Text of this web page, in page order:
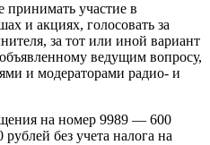
участие в
и акциях, голосовать за
за тот или иной вариант
ведущим вопросу,
и модераторами радио- и
на номер 9989 — 600
без учета налога на